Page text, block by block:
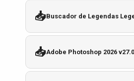
📥Buscador de Legendas
📥Adobe Photoshop 2026